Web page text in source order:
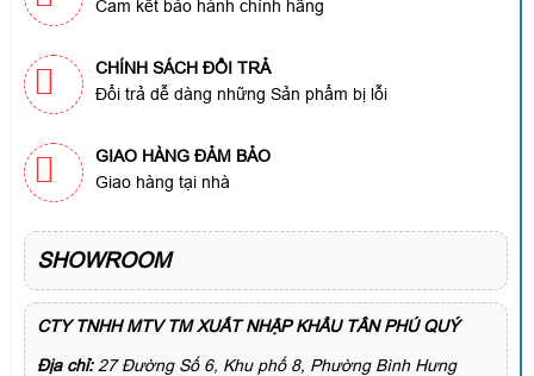
Cam kết bảo hành chính hãng
CHÍNH SÁCH ĐỔI TRẢ
Đổi trả dễ dàng những Sản phẩm bị lỗi
GIAO HÀNG ĐẢM BẢO
Giao hàng tại nhà
SHOWROOM
CTY TNHH MTV TM XUẤT NHẬP KHẨU TÂN PHÚ QUÝ
Địa chỉ:27 Đường Số 6, Khu phố 8, Phường Bình Hưng